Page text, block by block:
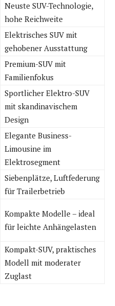
Neuste SUV-Technologie,
hohe Reichweite
Elektrisches SUV mit
gehobener Ausstattung
Premium-SUV mit
Familienfokus
Sportlicher Elektro-SUV
mit skandinavischem
Design
Elegante Business-
Limousine im
Elektrosegment
Siebenplätze, Luftfederung
für Trailerbetrieb
Kompakte Modelle – ideal
für leichte Anhängelasten
Kompakt-SUV, praktisches
Modell mit moderater
Zuglast